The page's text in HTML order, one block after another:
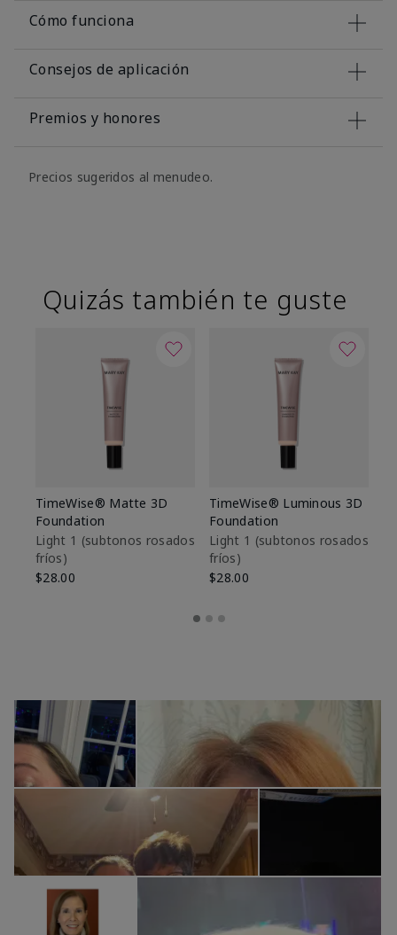
Cómo funciona
Consejos de aplicación
Premios y honores
Precios sugeridos al menudeo.
Quizás también te guste
TimeWise® Matte 3D
Foundation
Light 1​ (subtonos rosados
fríos)
$28.00
TimeWise® Luminous 3D
Foundation
Light 1​ (subtonos rosados
fríos)
$28.00